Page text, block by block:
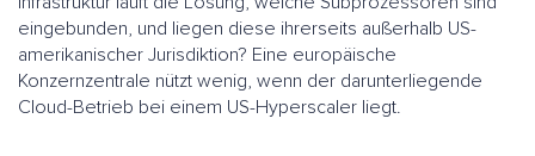
eingebunden, und liegen diese ihrerseits außerhalb US-
amerikanischer Jurisdiktion? Eine europäische
Konzernzentrale nützt wenig, wenn der darunterliegende
Cloud-Betrieb bei einem US-Hyperscaler liegt.